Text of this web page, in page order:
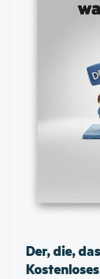
Der, die,